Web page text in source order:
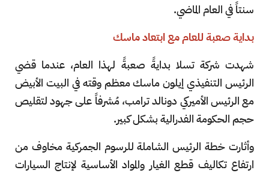
سنتاً في العام الماضي.
بداية صعبة للعام مع ابتعاد ماسك
شهدت شركة تسلا بدايةً صعبةً لهذا العام، عندما قضي
الرئيس التنفيذي إيلون ماسك معظم وقته في البيت الأبيض
مع الرئيس الأميركي دونالد ترامب، مُشرفاً على جهود لتقليص
حجم الحكومة الفدرالية بشكل كبير.
وأثارت خطة الرئيس الشاملة للرسوم الجمركية مخاوف من
ارتفاع تكاليف قطع الغيار والمواد الأساسية لإنتاج السيارات